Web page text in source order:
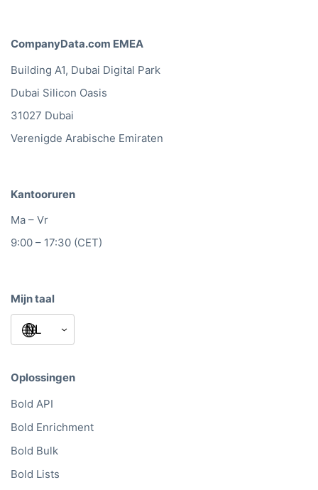
CompanyData.com EMEA
Building A1, Dubai Digital Park
Dubai Silicon Oasis
31027 Dubai
Verenigde Arabische Emiraten
Kantooruren
Ma – Vr
9:00 – 17:30 (CET)
Mijn taal
Oplossingen
Bold API
Bold Enrichment
Bold Bulk
Bold Lists